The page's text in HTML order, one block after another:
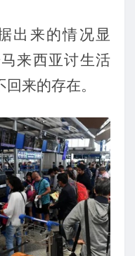
出来的情况显
来西亚讨生活
来的存在。